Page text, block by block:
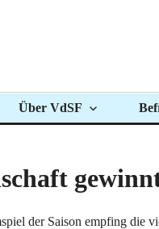
Über VdSF
der Saison empfing die